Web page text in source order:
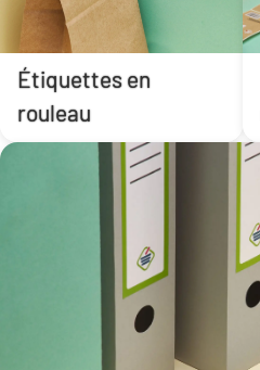
Étiquettes en
rouleau